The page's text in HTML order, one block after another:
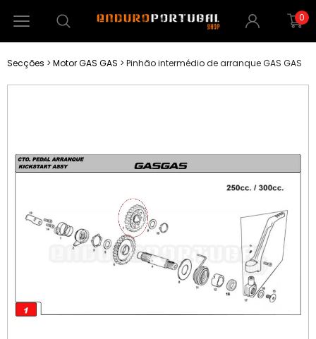
0
Secções > Motor GAS GAS > Pinhão intermédio de arranque GAS GAS